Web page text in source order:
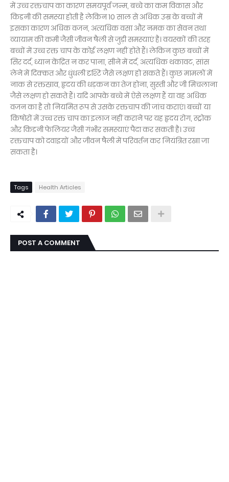
में उच्च रक्तचाप का कारण समयपूर्व जन्म, बच्चे का कम विकास और
किडनी की समस्या होती है लेकिन 10 साल से अधिक उम्र के बच्चों में
इसका कारण अधिक वजन, अत्यधिक वसा और नमक का सेवन तथा
व्यायाम की कमी जैसी जीवन षैली से जुड़ी समस्याएं है। वयस्कों की तरह
बच्चों में उच्च रक्त चाप के कोई लक्षण नहीं होते हैं। लेकिन कुछ बच्चों में
सिर दर्द, ध्यान केंद्रित न कर पाना, सीने में दर्द, अत्यधिक थकावट, सांस
लेने में दिक्कत और धुंधली दृश्टि जैसे लक्षण हो सकते हैं। कुछ मामलों में
नाक से रक्तस्राव, हृदय की धड़कन का तेज होना, सुस्ती और जी मिचलाना
जैसे लक्षण हो सकते हैं। यदि आपके बच्चे में ऐसे लक्षण हैं या वह अधिक
वजन का है तो नियमित रूप से उसके रक्तचाप की जांच कराएं। बच्चों या
किषोरों में उच्च रक्त चाप का इलाज नहीं कराने पर यह हृदय रोग, स्ट्रोक
और किडनी फेलियर जैसी गंभीर समस्याएं पैदा कर सकती है। उच्च
रक्तचाप को दवाइयों और जीवन षैली में परिवर्तन कर नियंत्रित रखा जा
सकता है।
Tags Health Articles
POST A COMMENT